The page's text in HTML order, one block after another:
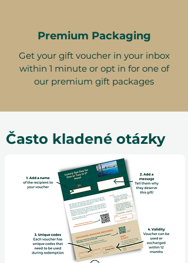
Premium Packaging
Get your gift voucher in your inbox
within 1 minute or opt in for one of
our premium gift packages
Často kladené otázky